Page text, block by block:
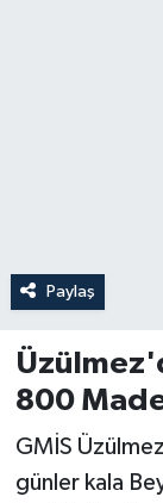
Paylaş
800
GMİS
günler kala